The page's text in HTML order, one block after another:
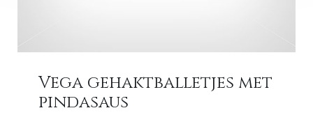
Vega gehaktballetjes met
pindasaus